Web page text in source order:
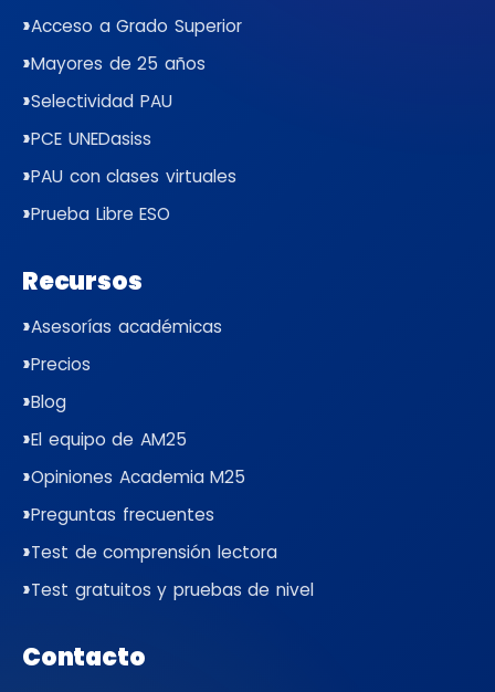
Acceso a Grado Superior
Mayores de 25 años
Selectividad PAU
PCE UNEDasiss
PAU con clases virtuales
Prueba Libre ESO
Recursos
Asesorías académicas
Precios
Blog
El equipo de AM25
Opiniones Academia M25
Preguntas frecuentes
Test de comprensión lectora
Test gratuitos y pruebas de nivel
Contacto